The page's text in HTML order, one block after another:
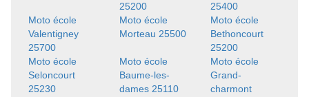
25200
25400
Moto école
Valentigney
25700
Moto école
Morteau 25500
Moto école
Bethoncourt
25200
Moto école
Seloncourt
25230
Moto école
Baume-les-
dames 25110
Moto école
Grand-
charmont